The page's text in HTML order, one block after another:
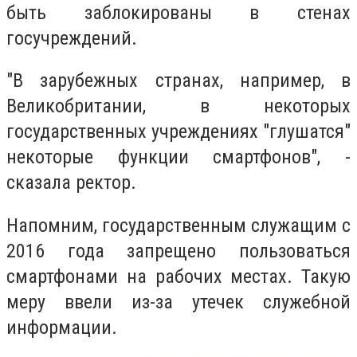
быть заблокированы в стенах
госучреждений.
"В зарубежных странах, например, в
Великобритании, в некоторых
государственных учреждениях "глушатся"
некоторые функции смартфонов", -
сказала ректор.
Напомним, государственным служащим с
2016 года запрещено пользоваться
смартфонами на рабочих местах. Такую
меру ввели из-за утечек служебной
информации.